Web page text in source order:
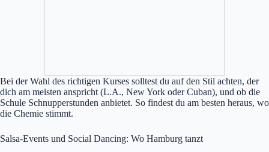
Bei der Wahl des richtigen Kurses solltest du auf den Stil achten, der
dich am meisten anspricht (L.A., New York oder Cuban), und ob die
Schule Schnupperstunden anbietet. So findest du am besten heraus, wo
die Chemie stimmt.
Salsa-Events und Social Dancing: Wo Hamburg tanzt